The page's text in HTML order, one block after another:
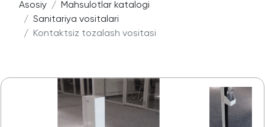
Asosiy
Mahsulotlar katalogi
Sanitariya vositalari
Kontaktsiz tozalash vositasi